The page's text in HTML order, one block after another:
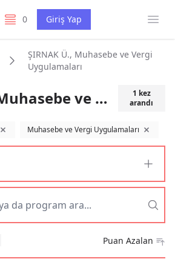
0
listelerim Giriş Yap
ŞIRNAK Ü., Muhasebe ve Vergi
Uygulamaları
ŞIRNAK Ü., Muhasebe ve Vergi Uygulamaları 1 kez
arandı
filtreyi kaldırMuhasebe ve Vergi Uygulamaları filtreyi
Puan Azalan